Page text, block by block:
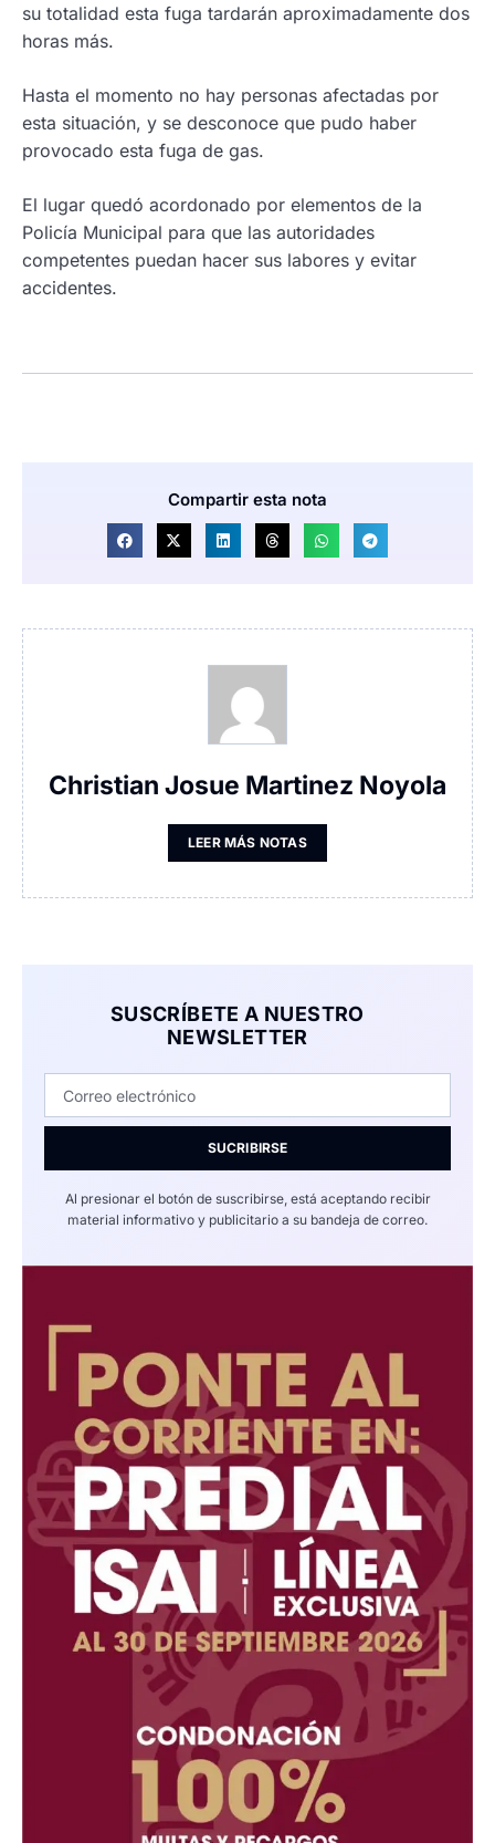
su totalidad esta fuga tardarán aproximadamente dos
horas más.
Hasta el momento no hay personas afectadas por
esta situación, y se desconoce que pudo haber
provocado esta fuga de gas.
El lugar quedó acordonado por elementos de la
Policía Municipal para que las autoridades
competentes puedan hacer sus labores y evitar
accidentes.
Compartir esta nota
Christian Josue Martinez Noyola
LEER MÁS NOTAS
SUSCRÍBETE A NUESTRO
NEWSLETTER
SUCRIBIRSE
Al presionar el botón de suscribirse, está aceptando recibir
material informativo y publicitario a su bandeja de correo.